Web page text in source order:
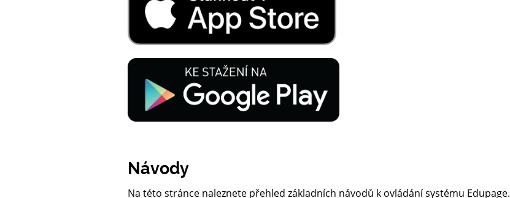
Návody
Na této stránce naleznete přehled základních návodů k ovládání systému Edupage.